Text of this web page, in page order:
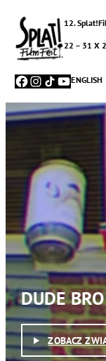
12.
22 – 31 X
ENGLISH
Facebook
Instagram
TikTok
DUDE
ZOBACZ